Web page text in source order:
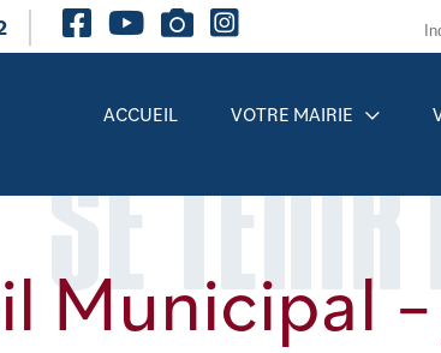
ACCUEIL VOTRE MAIRIE
SE
Municipal